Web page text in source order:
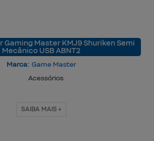
Gaming Master KMJ9 Shuriken Semi
Mecânico USB ABNT2
Marca: Game Master
Acessórios
SAIBA MAIS +